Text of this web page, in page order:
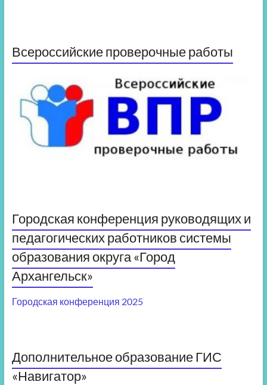
Всероссийские проверочные работы
Городская конференция руководящих и
педагогических работников системы
образования округа «Город
Архангельск»
Городская конференция 2025
Дополнительное образование ГИС
«Навигатор»